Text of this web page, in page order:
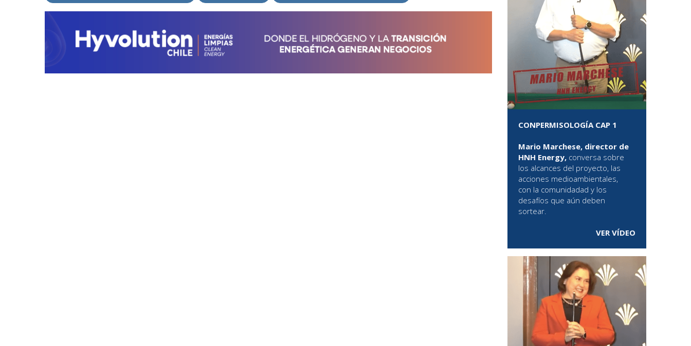
CONPERMISOLOGÍA CAP 1
Mario Marchese, director de
HNH Energy, conversa sobre
los alcances del proyecto, las
acciones medioambientales,
con la comunidadad y los
desafíos que aún deben
sortear.
VER VÍDEO